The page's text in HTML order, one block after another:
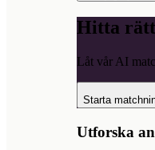
Hitta
Låt vår AI
Starta
Utforska